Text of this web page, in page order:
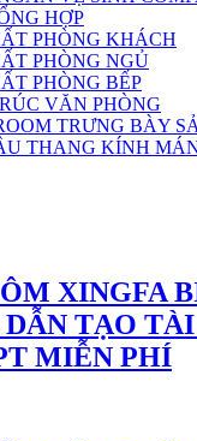
HỢP
PHÒNG KHÁCH
PHÒNG NGỦ
PHÒNG BẾP
VĂN PHÒNG
TRƯNG BÀY
THANG KÍNH
XINGFA
TẠO
MIỄN PHÍ